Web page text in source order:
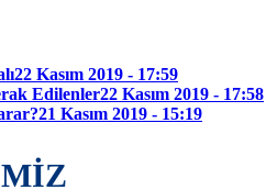
22 Kasım 2019 - 17:59
Edilenler22 Kasım 2019 - 17:58
21 Kasım 2019 - 15:19